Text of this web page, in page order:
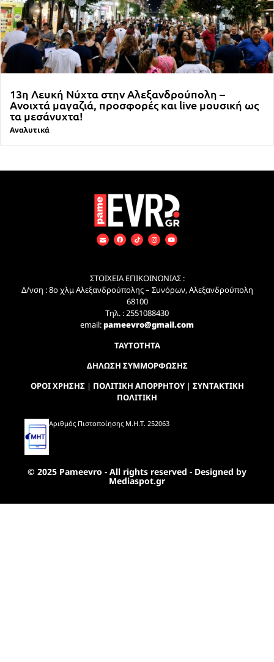
13η Λευκή Νύχτα στην Αλεξανδρούπολη –
Ανοιχτά μαγαζιά, προσφορές και live μουσική ως
τα μεσάνυχτα!
Αναλυτικά
ΣΤΟΙΧΕΙΑ ΕΠΙΚΟΙΝΩΝΙΑΣ :
Δ/νση : 8ο χλμ Αλεξανδρούπολης – Συνόρων, Αλεξανδρούπολη
68100
Τηλ. : 2551088430
email:pameevro@gmail.com
ΤΑΥΤΟΤΗΤΑ
ΔΗΛΩΣΗ ΣΥΜΜΟΡΦΩΣΗΣ
ΟΡΟΙ ΧΡΗΣΗΣ| ΠΟΛΙΤΙΚΗ ΑΠΟΡΡΗΤΟΥ| ΣΥΝΤΑΚΤΙΚΗ
ΠΟΛΙΤΙΚΗ
Αριθμός Πιστοποίησης Μ.Η.Τ. 252063
© 2025 Pameevro - All rights reserved - Designed by
Mediaspot.gr